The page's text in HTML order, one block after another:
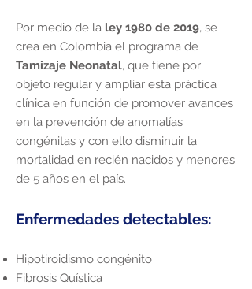
Por medio de la ley 1980 de 2019, se
crea en Colombia el programa de
Tamizaje Neonatal, que tiene por
objeto regular y ampliar esta práctica
clínica en función de promover avances
en la prevención de anomalías
congénitas y con ello disminuir la
mortalidad en recién nacidos y menores
de 5 años en el país.
Enfermedades detectables:
Hipotiroidismo congénito
Fibrosis Quística